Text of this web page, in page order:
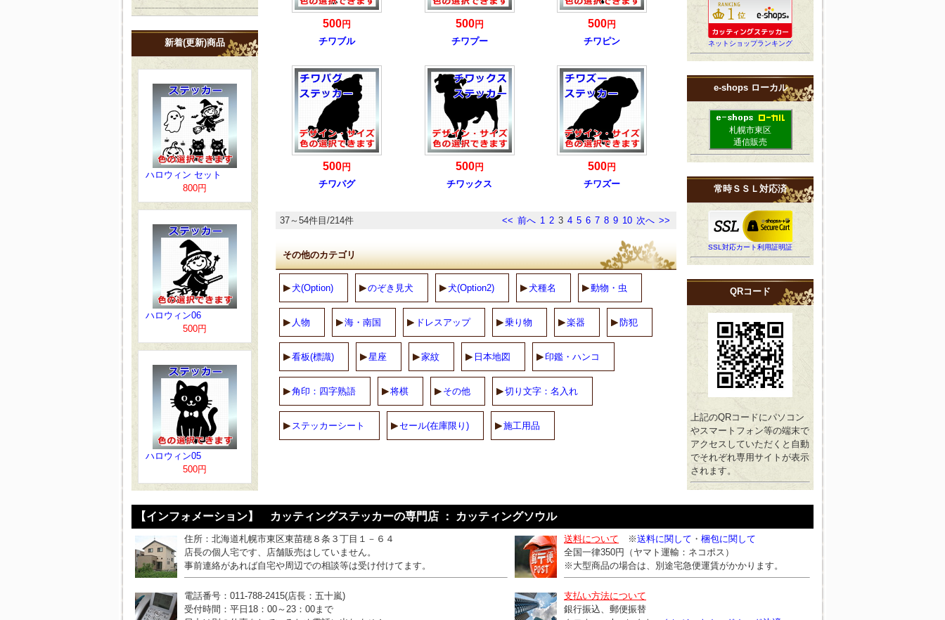
500円
チワブル
500円
チワプー
500円
チワピン
500円
チワパグ
500円
チワックス
500円
チワズー
<< 前へ 1 2 3 4 5 6 7 8 9 10 次へ >>
37～54件目/214件
その他のカテゴリ
犬(Option) のぞき見犬 犬(Option2) 犬種名 動物・虫
人物 海・南国 ドレスアップ 乗り物 楽器 防犯
看板(標識) 星座 家紋 日本地図 印鑑・ハンコ
角印：四字熟語 将棋 その他 切り文字：名入れ
ステッカーシート セール(在庫限り) 施工用品
新着(更新)商品
ハロウィン セット
800円
ハロウィン06
500円
ハロウィン05
500円
ネットショップランキング
e-shops ローカル
札幌市東区
通信販売
常時ＳＳＬ対応済
SSL対応カート利用証明証
QRコード
上記のQRコードにパソコン
やスマートフォン等の端末で
アクセスしていただくと自動
でそれぞれ専用サイトが表示
されます。
【インフォメーション】 カッティングステッカーの専門店 ： カッティングソウル
住所：北海道札幌市東区東苗穂８条３丁目１－６４
店長の個人宅です、店舗販売はしていません。
事前連絡があれば自宅や周辺での相談等は受け付けてます。
送料について ※送料に関して ・ 梱包に関して
全国一律350円（ヤマト運輸：ネコポス）
※大型商品の場合は、別途宅急便運賃がかかります。
電話番号：011-788-2415(店長：五十嵐)
受付時間：平日18：00～23：00まで
支払い方法について
銀行振込、郵便振替